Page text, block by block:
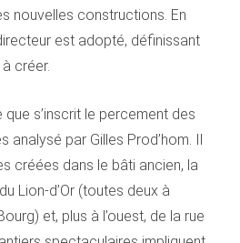
nouvelles constructions. En
est adopté, définissant
créer.
s’inscrit le percement des
par Gilles Prod’hom. Il
créées dans le bâti ancien, la
Lion-d’Or (toutes deux à
et, plus à l’ouest, de la rue